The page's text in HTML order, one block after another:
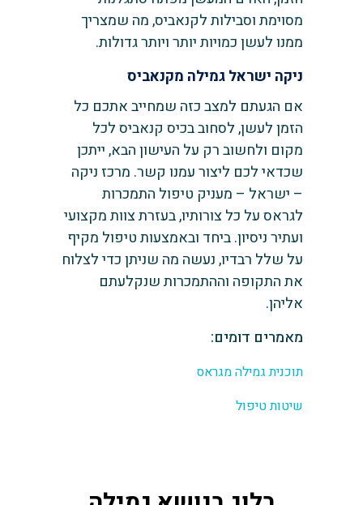
מסוימת וסבילות לקנאביס, מה שמצריך
ממנו לעשן כמויות יותר ויותר גדולות.
ניקה ישראל גמילה מקנאביס
אם הגעתם למצב כזה שמחייב אתכם כל
הזמן לעשן, לסחוב בכיס קנאביס לכל
מקום ולחשוב רק על העישון הבא, ייתכן
שכדאי לכם ליצור עמנו קשר. מרכז ניקה
– ישראל – מעניק טיפול התמכרות
לגראס על כל צורותיו, בעזרת צוות מקצועי
ועתיר ניסיון. ביחד ובאמצעות טיפול מקיף
על שלל רבדיו, נעשה מה שניתן כדי לצלוח
את התקופה וההתמכרות שנקלעתם
אליהן.
מאמרים דומים:
תוכנית גמילה מגראס
שיטות טיפול